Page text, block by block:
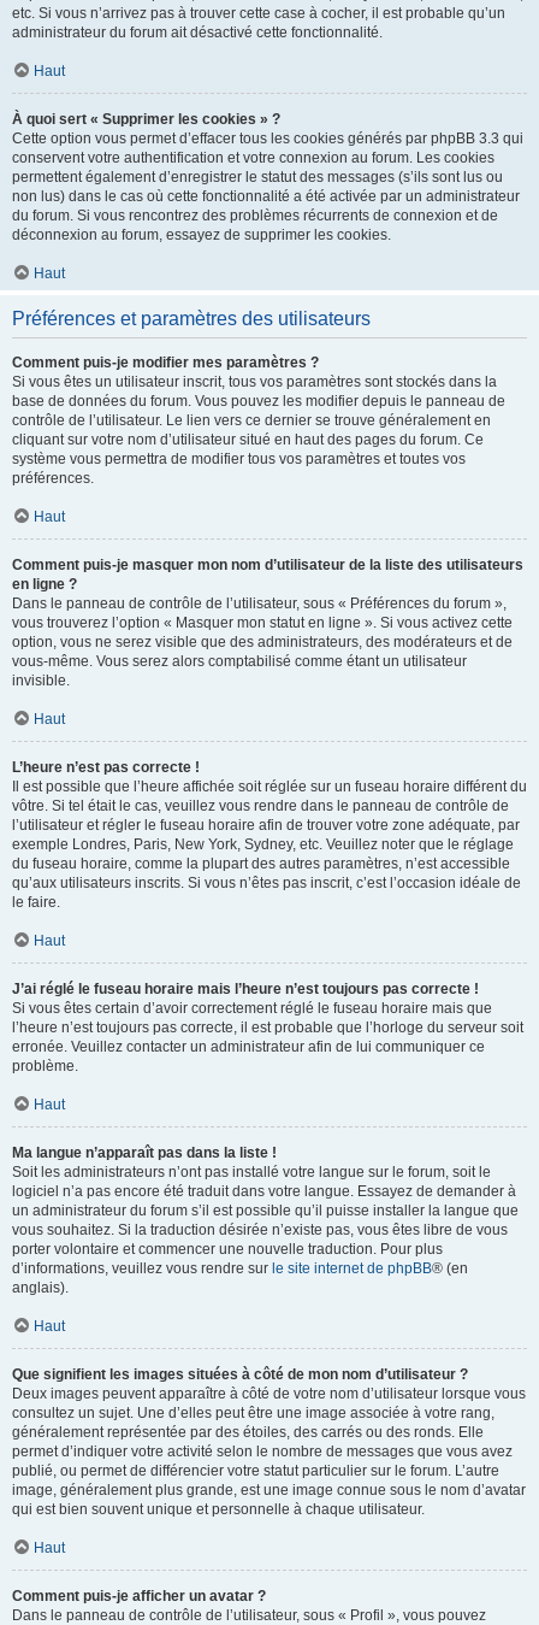
etc. Si vous n’arrivez pas à trouver cette case à cocher, il est probable qu’un
administrateur du forum ait désactivé cette fonctionnalité.
Haut
À quoi sert « Supprimer les cookies » ?
Cette option vous permet d’effacer tous les cookies générés par phpBB 3.3 qui
conservent votre authentification et votre connexion au forum. Les cookies
permettent également d’enregistrer le statut des messages (s’ils sont lus ou
non lus) dans le cas où cette fonctionnalité a été activée par un administrateur
du forum. Si vous rencontrez des problèmes récurrents de connexion et de
déconnexion au forum, essayez de supprimer les cookies.
Haut
Préférences et paramètres des utilisateurs
Comment puis-je modifier mes paramètres ?
Si vous êtes un utilisateur inscrit, tous vos paramètres sont stockés dans la
base de données du forum. Vous pouvez les modifier depuis le panneau de
contrôle de l’utilisateur. Le lien vers ce dernier se trouve généralement en
cliquant sur votre nom d’utilisateur situé en haut des pages du forum. Ce
système vous permettra de modifier tous vos paramètres et toutes vos
préférences.
Haut
Comment puis-je masquer mon nom d’utilisateur de la liste des utilisateurs
en ligne ?
Dans le panneau de contrôle de l’utilisateur, sous « Préférences du forum »,
vous trouverez l’option « Masquer mon statut en ligne ». Si vous activez cette
option, vous ne serez visible que des administrateurs, des modérateurs et de
vous-même. Vous serez alors comptabilisé comme étant un utilisateur
invisible.
Haut
L’heure n’est pas correcte !
Il est possible que l’heure affichée soit réglée sur un fuseau horaire différent du
vôtre. Si tel était le cas, veuillez vous rendre dans le panneau de contrôle de
l’utilisateur et régler le fuseau horaire afin de trouver votre zone adéquate, par
exemple Londres, Paris, New York, Sydney, etc. Veuillez noter que le réglage
du fuseau horaire, comme la plupart des autres paramètres, n’est accessible
qu’aux utilisateurs inscrits. Si vous n’êtes pas inscrit, c’est l’occasion idéale de
le faire.
Haut
J’ai réglé le fuseau horaire mais l’heure n’est toujours pas correcte !
Si vous êtes certain d’avoir correctement réglé le fuseau horaire mais que
l’heure n’est toujours pas correcte, il est probable que l’horloge du serveur soit
erronée. Veuillez contacter un administrateur afin de lui communiquer ce
problème.
Haut
Ma langue n’apparaît pas dans la liste !
Soit les administrateurs n’ont pas installé votre langue sur le forum, soit le
logiciel n’a pas encore été traduit dans votre langue. Essayez de demander à
un administrateur du forum s’il est possible qu’il puisse installer la langue que
vous souhaitez. Si la traduction désirée n’existe pas, vous êtes libre de vous
porter volontaire et commencer une nouvelle traduction. Pour plus
d’informations, veuillez vous rendre sur le site internet de phpBB® (en
anglais).
Haut
Que signifient les images situées à côté de mon nom d’utilisateur ?
Deux images peuvent apparaître à côté de votre nom d’utilisateur lorsque vous
consultez un sujet. Une d’elles peut être une image associée à votre rang,
généralement représentée par des étoiles, des carrés ou des ronds. Elle
permet d’indiquer votre activité selon le nombre de messages que vous avez
publié, ou permet de différencier votre statut particulier sur le forum. L’autre
image, généralement plus grande, est une image connue sous le nom d’avatar
qui est bien souvent unique et personnelle à chaque utilisateur.
Haut
Comment puis-je afficher un avatar ?
Dans le panneau de contrôle de l’utilisateur, sous « Profil », vous pouvez